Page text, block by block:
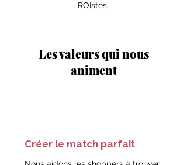
ROIstes.
Les valeurs qui nous
animent
Créer le match parfait